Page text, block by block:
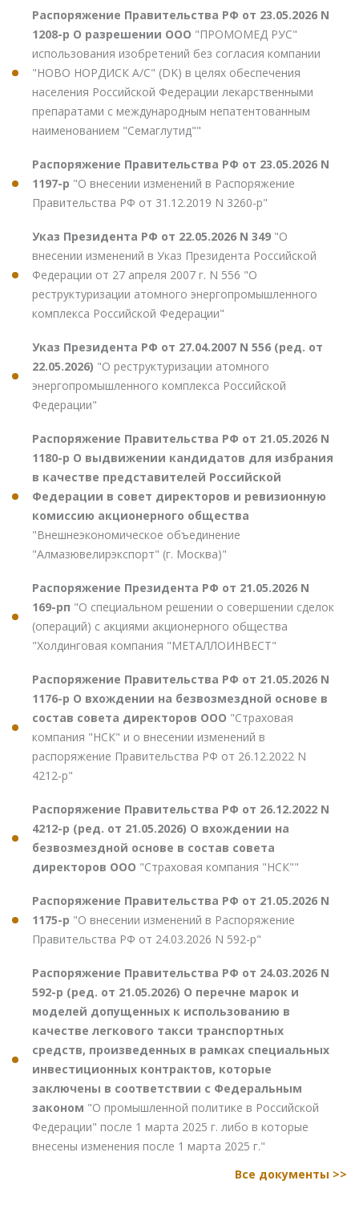
Распоряжение Правительства РФ от 23.05.2026 N
1208-р О разрешении ООО "ПРОМОМЕД РУС"
использования изобретений без согласия компании
"НОВО НОРДИСК А/С" (DK) в целях обеспечения
населения Российской Федерации лекарственными
препаратами с международным непатентованным
наименованием "Семаглутид""
Распоряжение Правительства РФ от 23.05.2026 N
1197-р "О внесении изменений в Распоряжение
Правительства РФ от 31.12.2019 N 3260-р"
Указ Президента РФ от 22.05.2026 N 349 "О
внесении изменений в Указ Президента Российской
Федерации от 27 апреля 2007 г. N 556 "О
реструктуризации атомного энергопромышленного
комплекса Российской Федерации"
Указ Президента РФ от 27.04.2007 N 556 (ред. от
22.05.2026) "О реструктуризации атомного
энергопромышленного комплекса Российской
Федерации"
Распоряжение Правительства РФ от 21.05.2026 N
1180-р О выдвижении кандидатов для избрания
в качестве представителей Российской
Федерации в совет директоров и ревизионную
комиссию акционерного общества
"Внешнеэкономическое объединение
"Алмазювелирэкспорт" (г. Москва)"
Распоряжение Президента РФ от 21.05.2026 N
169-рп "О специальном решении о совершении сделок
(операций) с акциями акционерного общества
"Холдинговая компания "МЕТАЛЛОИНВЕСТ"
Распоряжение Правительства РФ от 21.05.2026 N
1176-р О вхождении на безвозмездной основе в
состав совета директоров ООО "Страховая
компания "НСК" и о внесении изменений в
распоряжение Правительства РФ от 26.12.2022 N
4212-р"
Распоряжение Правительства РФ от 26.12.2022 N
4212-р (ред. от 21.05.2026) О вхождении на
безвозмездной основе в состав совета
директоров ООО "Страховая компания "НСК""
Распоряжение Правительства РФ от 21.05.2026 N
1175-р "О внесении изменений в Распоряжение
Правительства РФ от 24.03.2026 N 592-р"
Распоряжение Правительства РФ от 24.03.2026 N
592-р (ред. от 21.05.2026) О перечне марок и
моделей допущенных к использованию в
качестве легкового такси транспортных
средств, произведенных в рамках специальных
инвестиционных контрактов, которые
заключены в соответствии с Федеральным
законом "О промышленной политике в Российской
Федерации" после 1 марта 2025 г. либо в которые
внесены изменения после 1 марта 2025 г."
Все документы >>